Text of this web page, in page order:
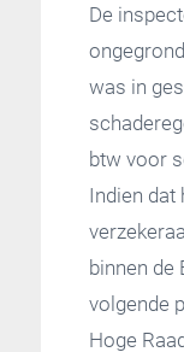
De
was in
btw voor
Indien dat
binnen de
volgende
Hoge